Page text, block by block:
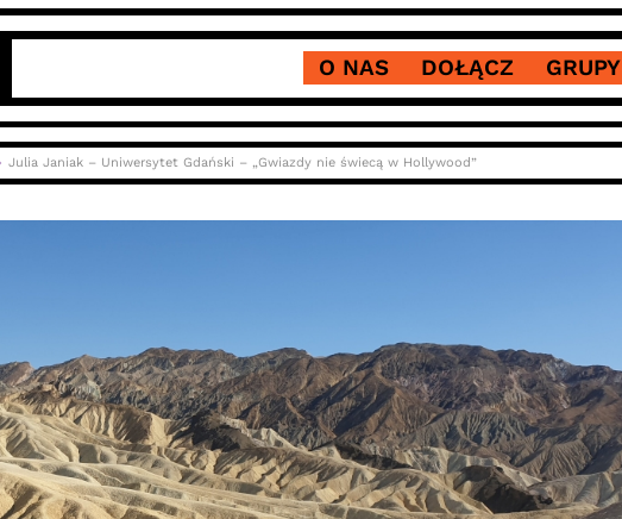
O NAS DOŁĄCZ GRUPY
Julia Janiak – Uniwersytet Gdański – „Gwiazdy nie świecą w Hollywood”